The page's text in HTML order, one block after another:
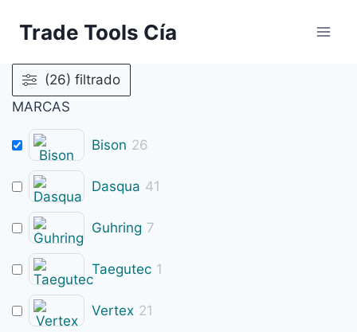
Trade Tools Cía
(26) filtrado
MARCAS
Bison 26
Dasqua 41
Guhring 7
Taegutec 1
Vertex 21